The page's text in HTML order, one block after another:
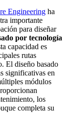
Engineering ha
importante
para diseñar
por tecnología
capacidad es
rutas
El diseño basado
significativas en
módulos
los
completa su